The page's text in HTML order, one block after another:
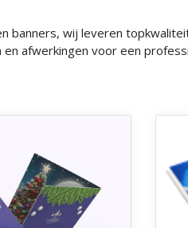
wij leveren
afwerkingen voor een